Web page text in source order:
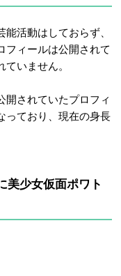
活動はしておらず、
フィールは公開されて
いません。
開されていたプロフィ
っており、現在の身長
少女仮面ポワト